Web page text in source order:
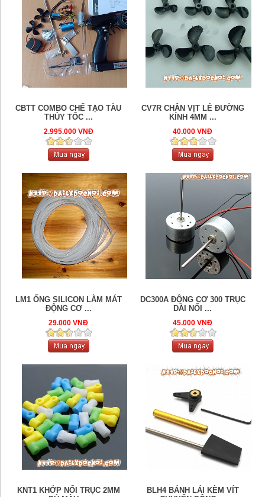
CBTT COMBO CHẾ TẠO TÀU
THỦY TỐC ...
2.995.000 VNĐ
CV7R CHÂN VỊT LẺ ĐƯỜNG
KÍNH 4MM ...
40.000 VNĐ
LM1 ỐNG SILICON LÀM MÁT
ĐỘNG CƠ ...
29.000 VNĐ
DC300A ĐỘNG CƠ 300 TRỤC
DÀI NỐI ...
45.000 VNĐ
KNT1 KHỚP NỐI TRỤC 2MM
BLH4 BÁNH LÁI KÈM VÍT